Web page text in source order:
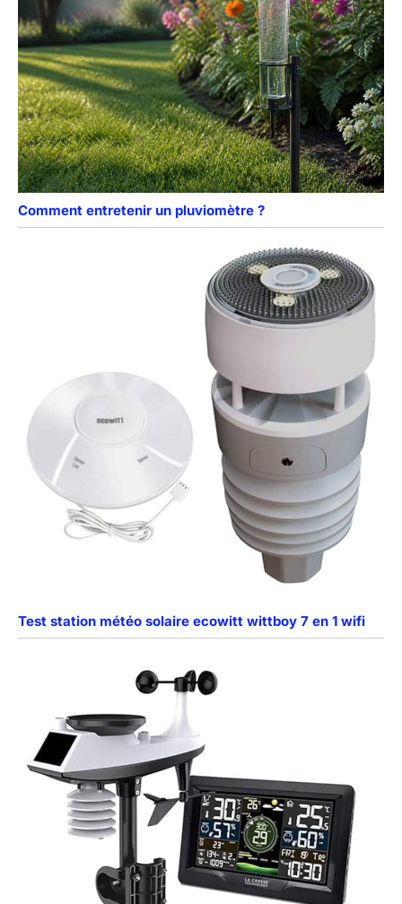
Comment entretenir un pluviomètre ?
Test station météo solaire ecowitt wittboy 7 en 1 wifi